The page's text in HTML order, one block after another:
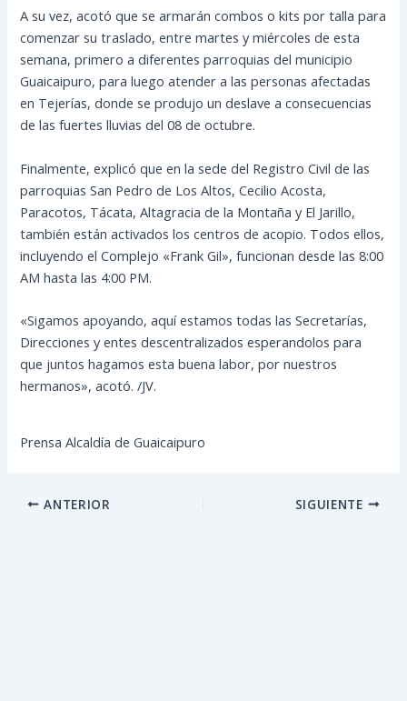
A su vez, acotó que se armarán combos o kits por talla para
comenzar su traslado, entre martes y miércoles de esta
semana, primero a diferentes parroquias del municipio
Guaicaipuro, para luego atender a las personas afectadas
en Tejerías, donde se produjo un deslave a consecuencias
de las fuertes lluvias del 08 de octubre.
Finalmente, explicó que en la sede del Registro Civil de las
parroquias San Pedro de Los Altos, Cecilio Acosta,
Paracotos, Tácata, Altagracia de la Montaña y El Jarillo,
también están activados los centros de acopio. Todos ellos,
incluyendo el Complejo «Frank Gil», funcionan desde las 8:00
AM hasta las 4:00 PM.
«Sigamos apoyando, aquí estamos todas las Secretarías,
Direcciones y entes descentralizados esperandolos para
que juntos hagamos esta buena labor, por nuestros
hermanos», acotó. /JV.
Prensa Alcaldía de Guaicaipuro
ANTERIOR SIGUIENTE